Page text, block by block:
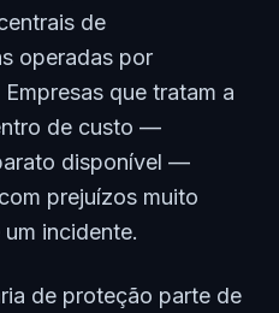
de
operadas por
que tratam a
de custo —
disponível —
prejuízos muito
incidente.
de proteção parte de